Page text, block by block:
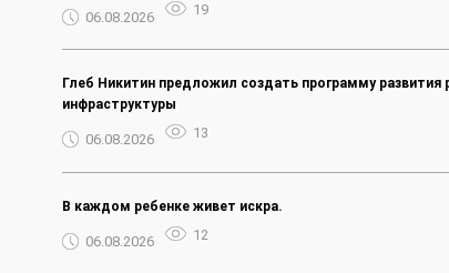
06.08.2026 19
Глеб Никитин предложил создать программу развития
инфраструктуры
06.08.2026 13
В каждом ребенке живет искра.
06.08.2026 12